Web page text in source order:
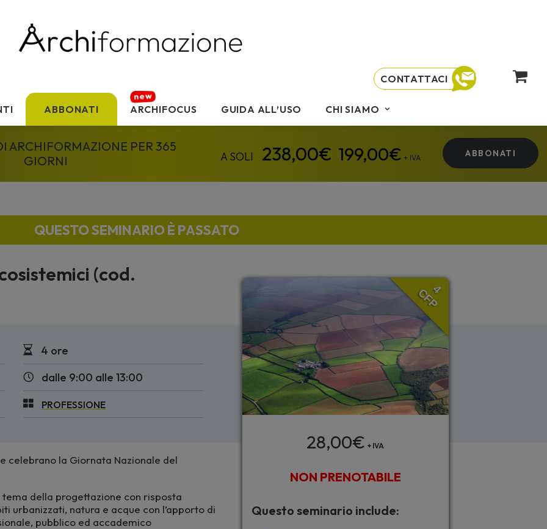
ABBONATI ARCHIFOCUS GUIDA ALL’USO CHI SIAMO
CONTATTACI
ARCHIFORMAZIONE PER 365
GIORNI
199,00€ + IVA ABBONATI
QUESTO SEMINARIO È PASSATO
(cod.
4 ore
dalle 9:00 alle 13:00
PROFESSIONE
celebrano la Giornata Nazionale del
della progettazione con risposta
urbanizzati, natura e acque con l’apporto di
pubblico ed accademico
4
CFP
28,00€ + IVA
NON PRENOTABILE
Questo seminario include: